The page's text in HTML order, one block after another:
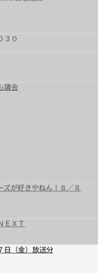
３０
議会
が好きやねん！８／８
ＥＸＴ
日（金）放送分